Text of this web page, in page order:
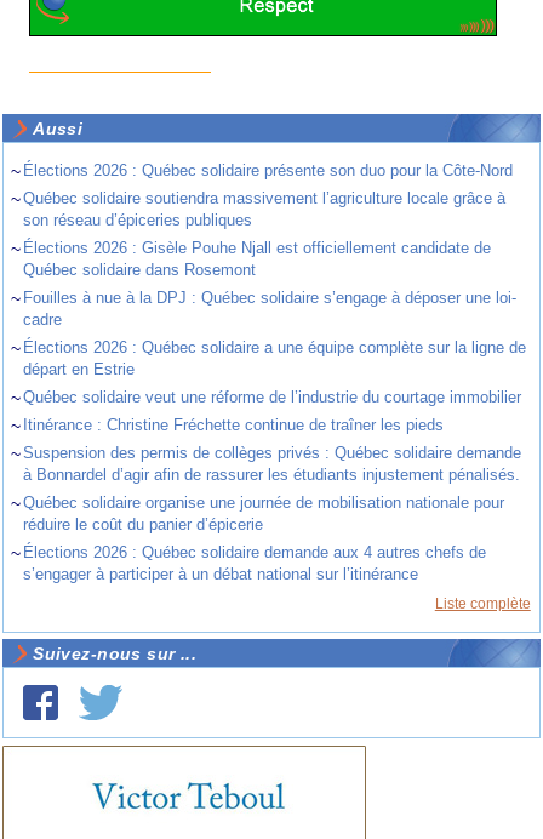
Aussi
~ Élections 2026 : Québec solidaire présente son duo pour la Côte-Nord
~Québec solidaire soutiendra massivement l’agriculture locale grâce à
son réseau d’épiceries publiques
~ Élections 2026 : Gisèle Pouhe Njall est officiellement candidate de
Québec solidaire dans Rosemont
~ Fouilles à nue à la DPJ : Québec solidaire s’engage à déposer une loi-
cadre
~ Élections 2026 : Québec solidaire a une équipe complète sur la ligne de
départ en Estrie
~Québec solidaire veut une réforme de l’industrie du courtage immobilier
~ Itinérance : Christine Fréchette continue de traîner les pieds
~Suspension des permis de collèges privés : Québec solidaire demande
à Bonnardel d’agir afin de rassurer les étudiants injustement pénalisés.
~Québec solidaire organise une journée de mobilisation nationale pour
réduire le coût du panier d’épicerie
~ Élections 2026 : Québec solidaire demande aux 4 autres chefs de
s’engager à participer à un débat national sur l’itinérance
Liste complète
Suivez-nous sur ...